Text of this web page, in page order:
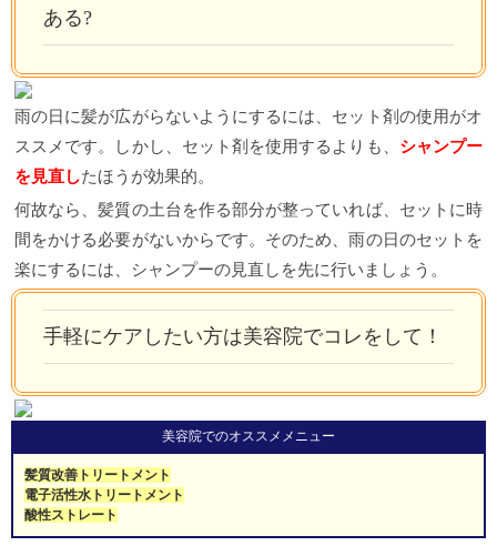
ある?
雨の日に髪が広がらないようにするには、セット剤の使用がオ
ススメです。しかし、セット剤を使用するよりも、 シャンプー
を見直したほうが効果的。
何故なら、髪質の土台を作る部分が整っていれば、セットに時
間をかける必要がないからです。そのため、雨の日のセットを
楽にするには、シャンプーの見直しを先に行いましょう。
手軽にケアしたい方は美容院でコレをして！
美容院でのオススメメニュー
髪質改善トリートメント
電子活性水トリートメント
酸性ストレート